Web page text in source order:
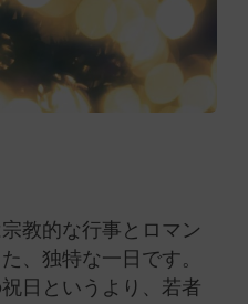
教的な行事とロマン
、独特な一日です。
日というより、若者